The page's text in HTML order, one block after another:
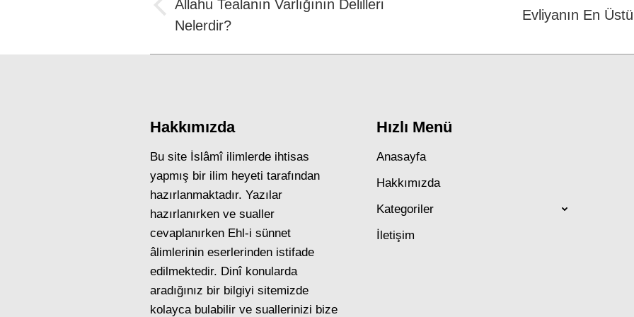
Previous
post:
Allahu Tealanın Varlığının Delilleri
Nelerdir?
Evliyanın En
Hakkımızda
Bu site İslâmî ilimlerde ihtisas
yapmış bir ilim heyeti tarafından
hazırlanmaktadır. Yazılar
hazırlanırken ve sualler
cevaplanırken Ehl-i sünnet
âlimlerinin eserlerinden istifade
edilmektedir. Dinî konularda
aradığınız bir bilgiyi sitemizde
kolayca bulabilir ve suallerinizi bize
Hızlı Menü
Anasayfa
Hakkımızda
Kategoriler
İletişim